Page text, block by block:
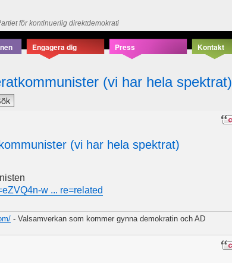
för kontinuerlig direktdemokrati
Engagera dig Press Kontakt
(vi har hela spektrat)
(vi har hela spektrat)
w ... re=related
- Valsamverkan som kommer gynna demokratin och AD